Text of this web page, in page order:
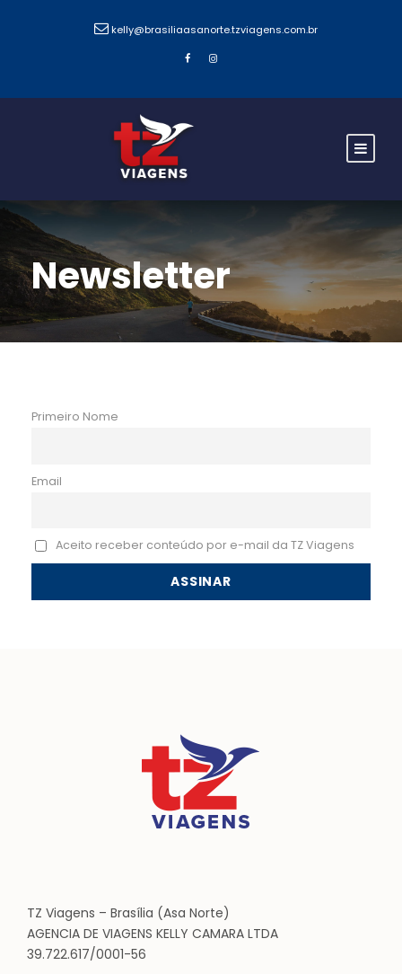
kelly@brasiliaasanorte.tzviagens.com.br
Newsletter
Primeiro Nome
Email
Aceito receber conteúdo por e-mail da TZ Viagens
TZ Viagens – Brasília (Asa Norte)
AGENCIA DE VIAGENS KELLY CAMARA LTDA
39.722.617/0001-56